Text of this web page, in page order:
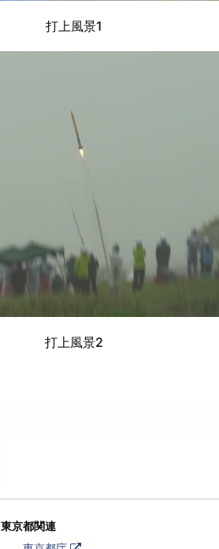
打上風景1
打上風景2
東京都関連